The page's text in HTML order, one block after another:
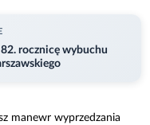
rocznicę wybuchu
manewr wyprzedzania